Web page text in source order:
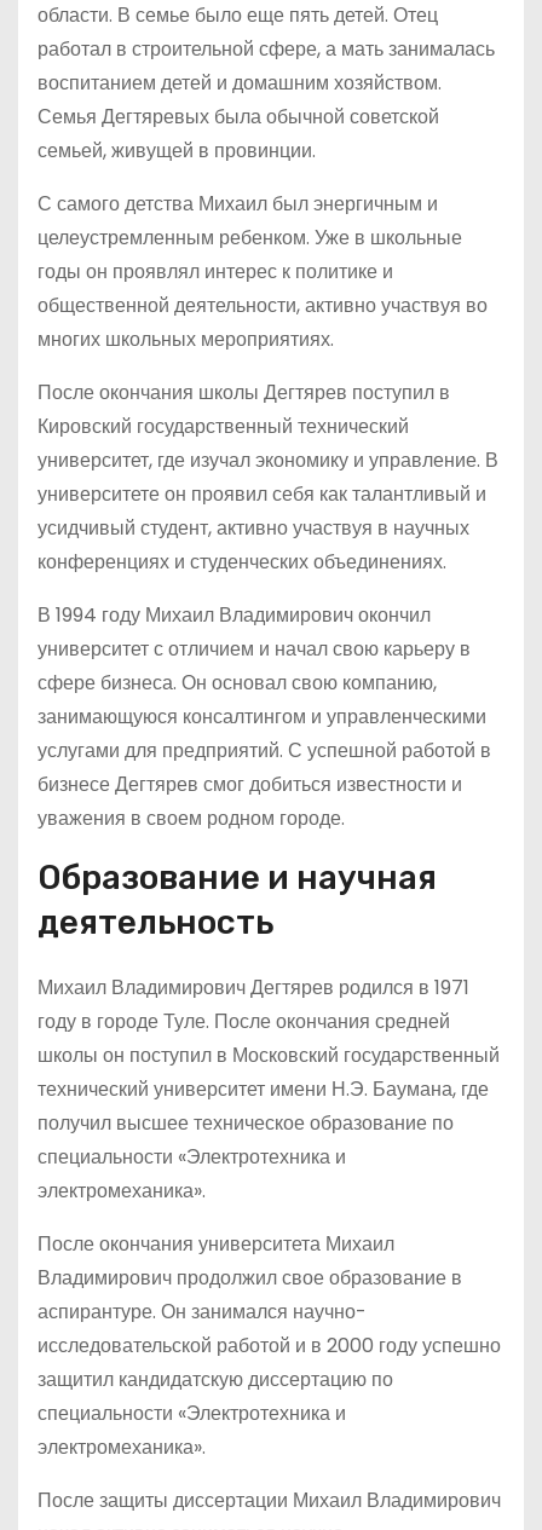
области. В семье было еще пять детей. Отец
работал в строительной сфере, а мать занималась
воспитанием детей и домашним хозяйством.
Семья Дегтяревых была обычной советской
семьей, живущей в провинции.
С самого детства Михаил был энергичным и
целеустремленным ребенком. Уже в школьные
годы он проявлял интерес к политике и
общественной деятельности, активно участвуя во
многих школьных мероприятиях.
После окончания школы Дегтярев поступил в
Кировский государственный технический
университет, где изучал экономику и управление. В
университете он проявил себя как талантливый и
усидчивый студент, активно участвуя в научных
конференциях и студенческих объединениях.
В 1994 году Михаил Владимирович окончил
университет с отличием и начал свою карьеру в
сфере бизнеса. Он основал свою компанию,
занимающуюся консалтингом и управленческими
услугами для предприятий. С успешной работой в
бизнесе Дегтярев смог добиться известности и
уважения в своем родном городе.
Образование и научная
деятельность
Михаил Владимирович Дегтярев родился в 1971
году в городе Туле. После окончания средней
школы он поступил в Московский государственный
технический университет имени Н.Э. Баумана, где
получил высшее техническое образование по
специальности «Электротехника и
электромеханика».
После окончания университета Михаил
Владимирович продолжил свое образование в
аспирантуре. Он занимался научно-
исследовательской работой и в 2000 году успешно
защитил кандидатскую диссертацию по
специальности «Электротехника и
электромеханика».
После защиты диссертации Михаил Владимирович